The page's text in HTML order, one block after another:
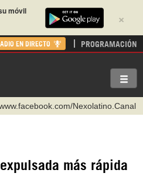
×
móvil
EN DIRECTO PROGRAMACIÓN
Nexolatino.Canal
nexo_latino
hispantvcanal
c/hispantv
más rápida